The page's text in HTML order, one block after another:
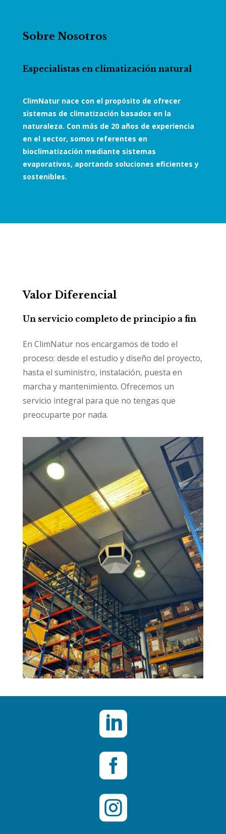
Sobre Nosotros
Especialistas en climatización natural
ClimNatur nace con el propósito de ofrecer
sistemas de climatización basados en la
naturaleza. Con más de 20 años de experiencia
en el sector, somos referentes en
bioclimatización mediante sistemas
evaporativos, aportando soluciones eficientes y
sostenibles.
Valor Diferencial
Un servicio completo de principio a fin
En ClimNatur nos encargamos de todo el
proceso: desde el estudio y diseño del proyecto,
hasta el suministro, instalación, puesta en
marcha y mantenimiento. Ofrecemos un
servicio integral para que no tengas que
preocuparte por nada.


